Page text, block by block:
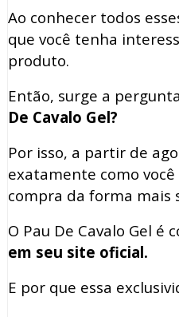
Ao conhecer todos
que você tenha
produto.
Então, surge a
De Cavalo Gel?
Por isso, a partir de
exatamente como
compra da forma mais
O Pau De Cavalo Gel é
em seu site oficial.
E por que essa